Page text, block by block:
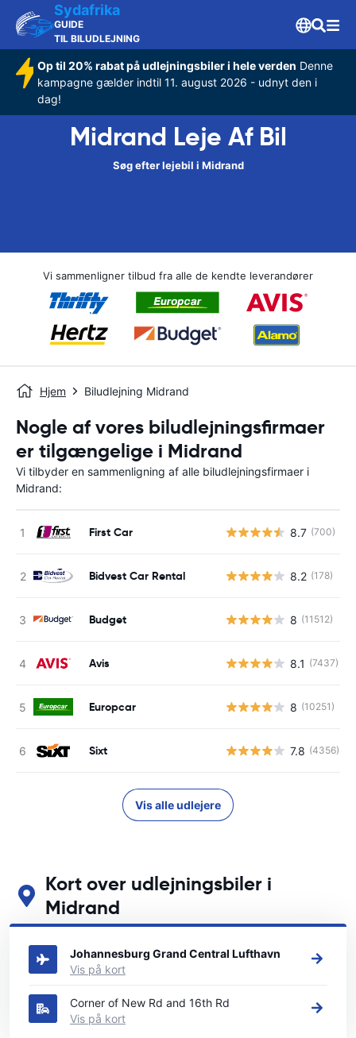
Sydafrika
GUIDE
TIL BILUDLEJNING
Op til 20% rabat på udlejningsbiler i hele verden Denne
kampagne gælder indtil 11. august 2026 - udnyt den i
dag!
Midrand Leje Af Bil
Søg efter lejebil i Midrand
Vi sammenligner tilbud fra alle de kendte leverandører
Hjem Biludlejning Midrand
Nogle af vores biludlejningsfirmaer
er tilgængelige i Midrand
Vi tilbyder en sammenligning af alle biludlejningsfirmaer i
Midrand:
First Car 8.7 (700)
Bidvest Car Rental 8.2 (178)
Budget 8 (11512)
Avis 8.1 (7437)
Europcar 8 (10251)
Sixt 7.8 (4356)
Vis alle udlejere
Kort over udlejningsbiler i
Midrand
Se vores vigtigste biludlejningssteder i Midrand
Johannesburg Grand Central Lufthavn
Vis på kort
Corner of New Rd and 16th Rd
Vis på kort